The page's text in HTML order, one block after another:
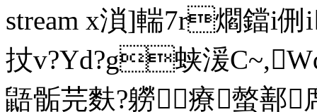
stream x溑]輲7r爓鐺i
扙v?Yd?g蛱湲C~,Wd
鼯骺芫麩?軂療螫鄯